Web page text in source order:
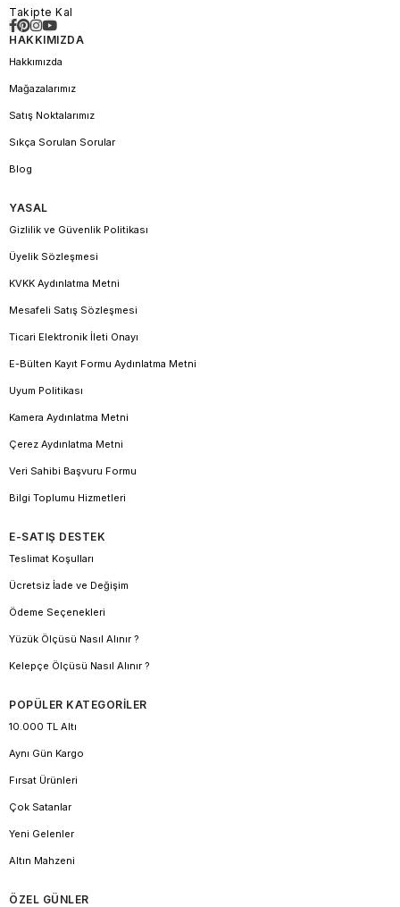
Takipte Kal
HAKKIMIZDA
Hakkımızda
Mağazalarımız
Satış Noktalarımız
Sıkça Sorulan Sorular
Blog
YASAL
Gizlilik ve Güvenlik Politikası
Üyelik Sözleşmesi
KVKK Aydınlatma Metni
Mesafeli Satış Sözleşmesi
Ticari Elektronik İleti Onayı
E-Bülten Kayıt Formu Aydınlatma Metni
Uyum Politikası
Kamera Aydınlatma Metni
Çerez Aydınlatma Metni
Veri Sahibi Başvuru Formu
Bilgi Toplumu Hizmetleri
E-SATIŞ DESTEK
Teslimat Koşulları
Ücretsiz İade ve Değişim
Ödeme Seçenekleri
Yüzük Ölçüsü Nasıl Alınır ?
Kelepçe Ölçüsü Nasıl Alınır ?
POPÜLER KATEGORİLER
10.000 TL Altı
Aynı Gün Kargo
Fırsat Ürünleri
Çok Satanlar
Yeni Gelenler
Altın Mahzeni
ÖZEL GÜNLER